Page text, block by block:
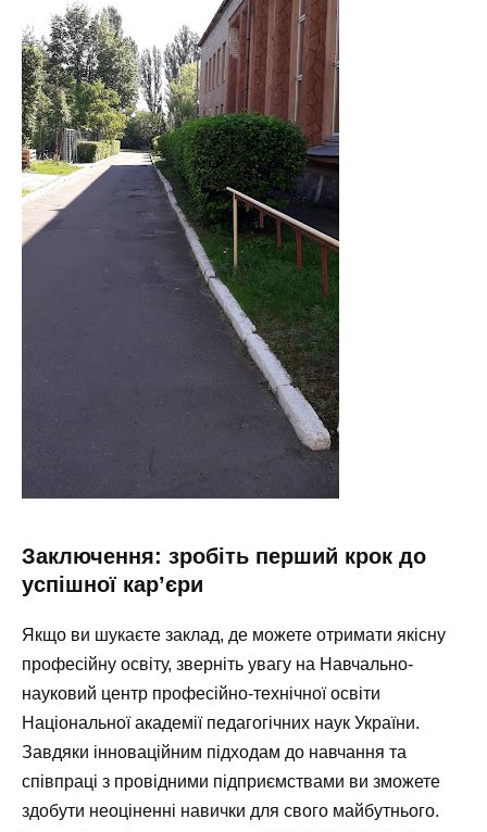
Заключення: зробіть перший крок до
успішної кар’єри
Якщо ви шукаєте заклад, де можете отримати якісну
професійну освіту, зверніть увагу на Навчально-
науковий центр професійно-технічної освіти
Національної академії педагогічних наук України.
Завдяки інноваційним підходам до навчання та
співпраці з провідними підприємствами ви зможете
здобути неоціненні навички для свого майбутнього.